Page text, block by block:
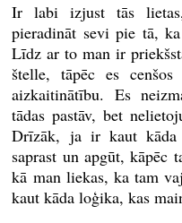
Ir labi izjust tās
pieradināt sevi pie tā,
Līdz ar to man ir
štelle, tāpēc es
aizkaitinātību. Es
tādas pastāv, bet
Drīzāk, ja ir kaut kāda
saprast un apgūt, kāpēc
kā man liekas, ka tam
kaut kāda loģika, kas